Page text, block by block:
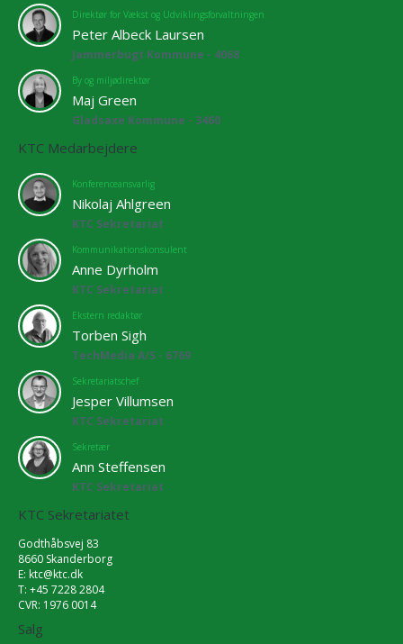
Direktør for Vækst og Udviklingsforvaltningen
Peter Albeck Laursen
Jammerbugt Kommune - 4068
By og miljødirektør
Maj Green
Gladsaxe Kommune - 3460
KTC Medarbejdere
Konferenceansvarlig
Nikolaj Ahlgreen
KTC Sekretariat
Kommunikationskonsulent
Anne Dyrholm
KTC Sekretariat
Ekstern redaktør
Torben Sigh
TechMedia A/S - 6769
Sekretariatschef
Jesper Villumsen
KTC Sekretariat
Sekretær
Ann Steffensen
KTC Sekretariat
KTC Sekretariatet
Godthåbsvej 83
8660 Skanderborg
E: ktc@ktc.dk
T: +45 7228 2804
CVR: 1976 0014
Salg